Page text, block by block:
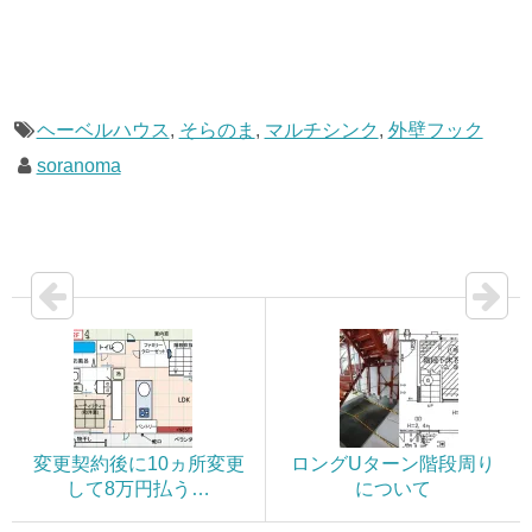
ヘーベルハウス, そらのま , マルチシンク , 外壁フック
soranoma
変更契約後に10ヵ所変更
して8万円払う…
ロングUターン階段周り
について